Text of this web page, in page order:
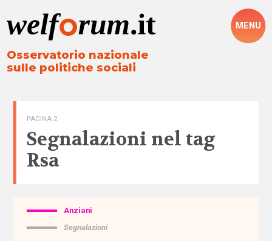
Osservatorio nazionale
sulle politiche sociali
MENU
PAGINA 2
Segnalazioni nel tag
Rsa
Tutto
Anziani
Segnalazioni